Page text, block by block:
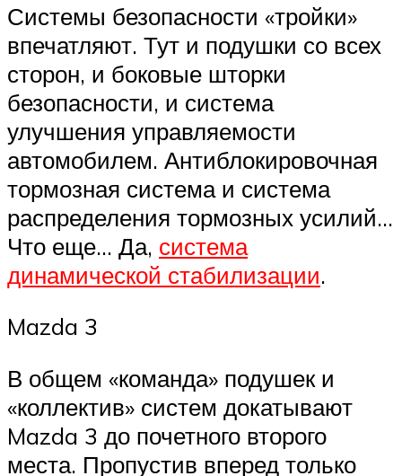
Системы безопасности «тройки»
впечатляют. Тут и подушки со всех
сторон, и боковые шторки
безопасности, и система
улучшения управляемости
автомобилем. Антиблокировочная
тормозная система и система
распределения тормозных усилий…
Что еще… Да, система
динамической стабилизации.
Mazda 3
В общем «команда» подушек и
«коллектив» систем докатывают
Mazda 3 до почетного второго
места. Пропустив вперед только